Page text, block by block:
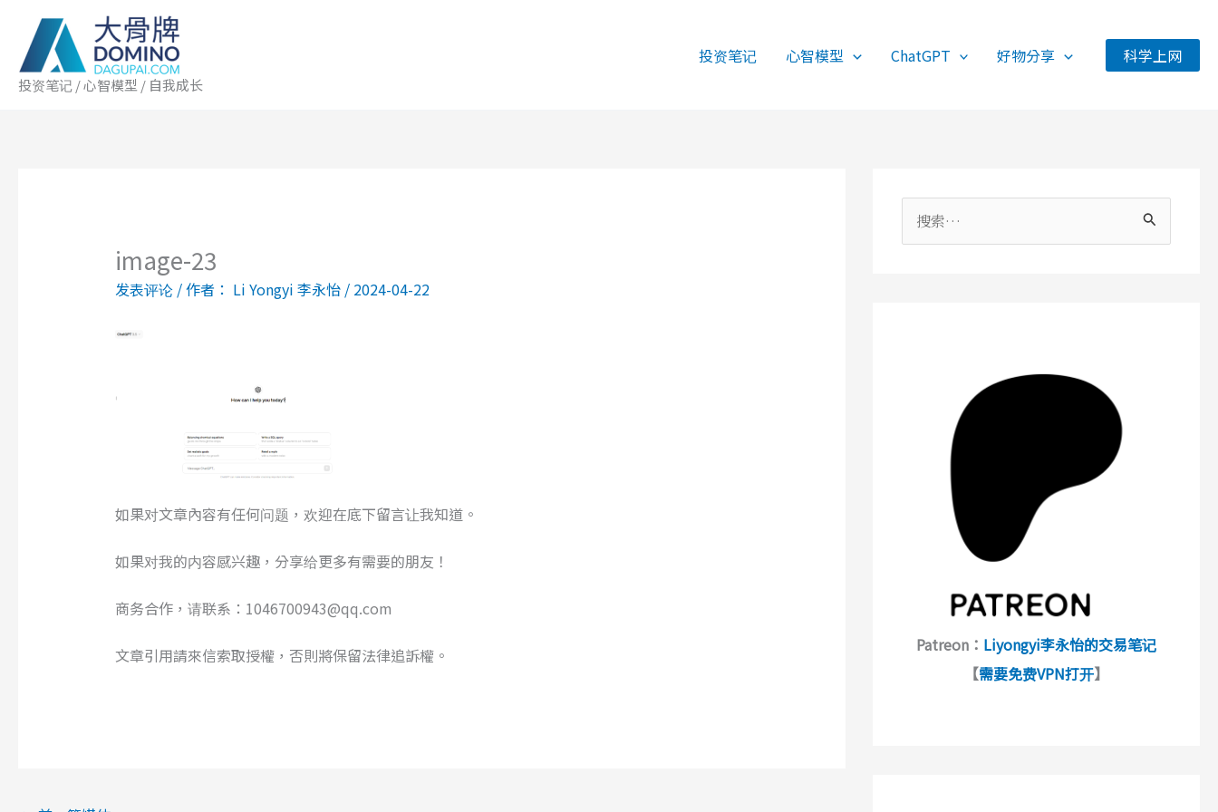
投资笔记 / 心智模型 / 自我成长
投资笔记 心智模型 ChatGPT 好物分享 科学上网
image-23
发表评论 / 作者： Li Yongyi 李永怡 / 2024-04-22
如果对文章內容有任何问题，欢迎在底下留言让我知道。
如果对我的内容感兴趣，分享给更多有需要的朋友！
商务合作，请联系：1046700943@qq.com
文章引用請來信索取授權，否則將保留法律追訴權。
索
Patreon： Liyongyi李永怡的交易笔记
【需要免费VPN打开】